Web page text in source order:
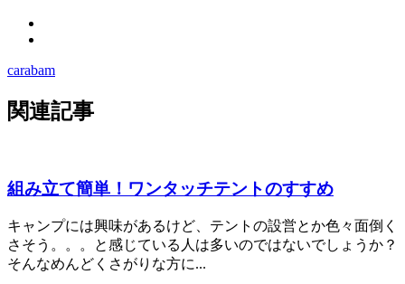
carabam
関連記事
組み立て簡単！ワンタッチテントのすすめ
キャンプには興味があるけど、テントの設営とか色々面倒く
さそう。。。と感じている人は多いのではないでしょうか？
そんなめんどくさがりな方に...